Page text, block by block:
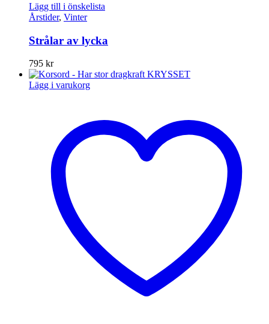
Lägg till i önskelista
Årstider, Vinter
Strålar av lycka
795 kr
Lägg i varukorg